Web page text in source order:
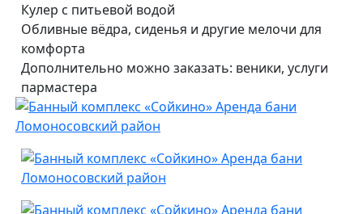
Кулер с питьевой водой
Обливные вёдра, сиденья и другие мелочи для
комфорта
Дополнительно можно заказать: веники, услуги
пармастера